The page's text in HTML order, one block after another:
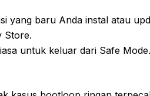
yang baru Anda instal atau
Store.
untuk keluar dari Safe